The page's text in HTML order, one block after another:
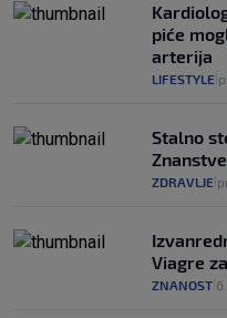
piće
arterija
LIFESTYLE
Stalno
ZDRAVLJE
Viagre
ZNANOST